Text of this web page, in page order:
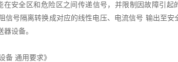
在安全区和危险区之间传递信号，并限制因故障引
信号隔离转换成对应的线性电压、电流信号 输出至
设备。
备 通用要求》